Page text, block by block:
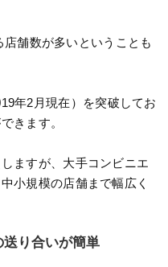
舗数が多いということも
年2月現在）を突破してお
きます。
ますが、大手コンビニエ
小規模の店舗まで幅広く
り合いが簡単